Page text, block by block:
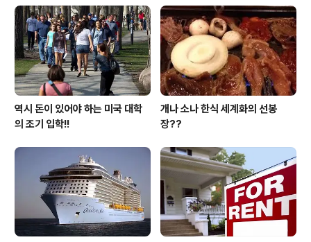
계를 중심으로 흘러나오면서 세인의 관심을 더욱 더 증폭
을 시키고 있습니다. 그런 우버가 미국의 대형 공항으로 부
터 배척(?)을 당하는 수모를 겪는 일이 한 두번이 아니었고
급기야는 그런 미국 주요 도시 공항에..
역시 돈이 있어야 하는 미국 대학
의 조기 입학!!
개나 소나 한식 세계화의 선봉
장??